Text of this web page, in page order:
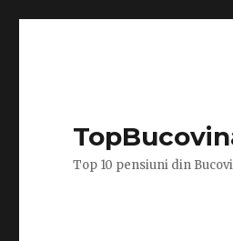
Top 10 pensiuni din